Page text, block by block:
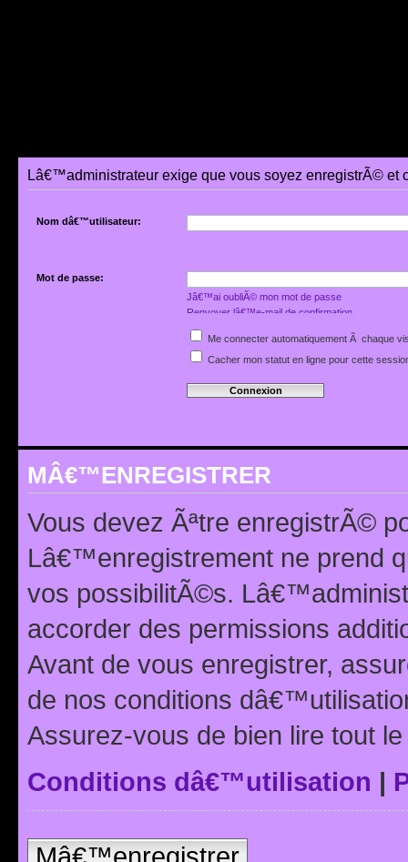
Lâ€™administrateur exige que vous soyez enregistrÃ©
Nom dâ€™utilisateur:
Mot de passe:
Jâ€™ai oubliÃ© mon mot de passe
Renvoyer lâ€™e-mail de confirmation
Me connecter automatiquement Ã chaque
Cacher mon statut en ligne pour cette
MÂ€™ENREGISTRER
Vous devez Ãªtre enregistrÃ©
Lâ€™enregistrement ne prend
vos possibilitÃ©s.
accorder des permissions
Avant de vous enregistrer,
de nos conditions
Assurez-vous de bien lire tout
Conditions dâ€™utilisation |
Mâ€™enregistrer